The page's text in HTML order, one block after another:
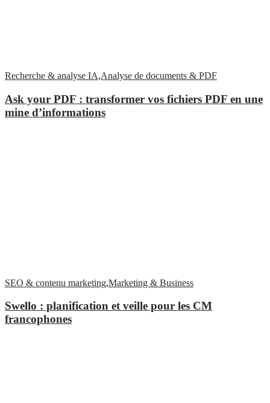
Recherche & analyse IA,Analyse de documents & PDF
Ask your PDF : transformer vos fichiers PDF en une
mine d’informations
SEO & contenu marketing,Marketing & Business
Swello : planification et veille pour les CM
francophones